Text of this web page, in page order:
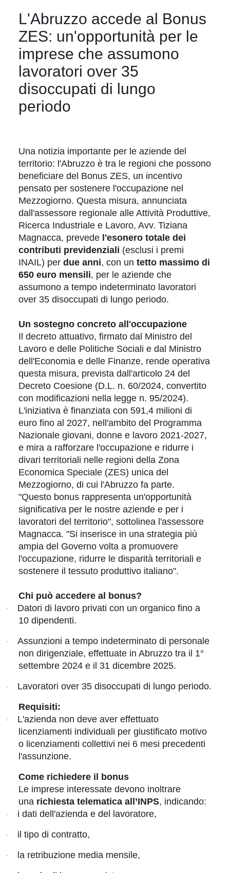
L'Abruzzo accede al Bonus
ZES: un'opportunità per le
imprese che assumono
lavoratori over 35
disoccupati di lungo
periodo
Una notizia importante per le aziende del
territorio: l'Abruzzo è tra le regioni che possono
beneficiare del Bonus ZES, un incentivo
pensato per sostenere l'occupazione nel
Mezzogiorno. Questa misura, annunciata
dall'assessore regionale alle Attività Produttive,
Ricerca Industriale e Lavoro, Avv. Tiziana
Magnacca, prevede l'esonero totale dei
contributi previdenziali (esclusi i premi
INAIL) per due anni, con un tetto massimo di
650 euro mensili, per le aziende che
assumono a tempo indeterminato lavoratori
over 35 disoccupati di lungo periodo.
Un sostegno concreto all'occupazione
Il decreto attuativo, firmato dal Ministro del
Lavoro e delle Politiche Sociali e dal Ministro
dell'Economia e delle Finanze, rende operativa
questa misura, prevista dall'articolo 24 del
Decreto Coesione (D.L. n. 60/2024, convertito
con modificazioni nella legge n. 95/2024).
L'iniziativa è finanziata con 591,4 milioni di
euro fino al 2027, nell'ambito del Programma
Nazionale giovani, donne e lavoro 2021-2027,
e mira a rafforzare l'occupazione e ridurre i
divari territoriali nelle regioni della Zona
Economica Speciale (ZES) unica del
Mezzogiorno, di cui l'Abruzzo fa parte.
"Questo bonus rappresenta un'opportunità
significativa per le nostre aziende e per i
lavoratori del territorio", sottolinea l'assessore
Magnacca. "Si inserisce in una strategia più
ampia del Governo volta a promuovere
l'occupazione, ridurre le disparità territoriali e
sostenere il tessuto produttivo italiano".
Chi può accedere al bonus?
·
Datori di lavoro privati con un organico fino a
10 dipendenti.
·
Assunzioni a tempo indeterminato di personale
non dirigenziale, effettuate in Abruzzo tra il 1°
settembre 2024 e il 31 dicembre 2025.
·
Lavoratori over 35 disoccupati di lungo periodo.
Requisiti:
·
L'azienda non deve aver effettuato
licenziamenti individuali per giustificato motivo
o licenziamenti collettivi nei 6 mesi precedenti
l'assunzione.
Come richiedere il bonus
Le imprese interessate devono inoltrare
una richiesta telematica all’INPS, indicando:
· i dati dell'azienda e del lavoratore,
· il tipo di contratto,
· la retribuzione media mensile,